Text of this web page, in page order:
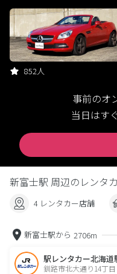
852人
事前のオ
当日はす
新富士駅 周辺のレンタ
4 レンタカー店舗
新富士駅から 2706m
駅レンタカー北海
釧路市北大通り14丁目